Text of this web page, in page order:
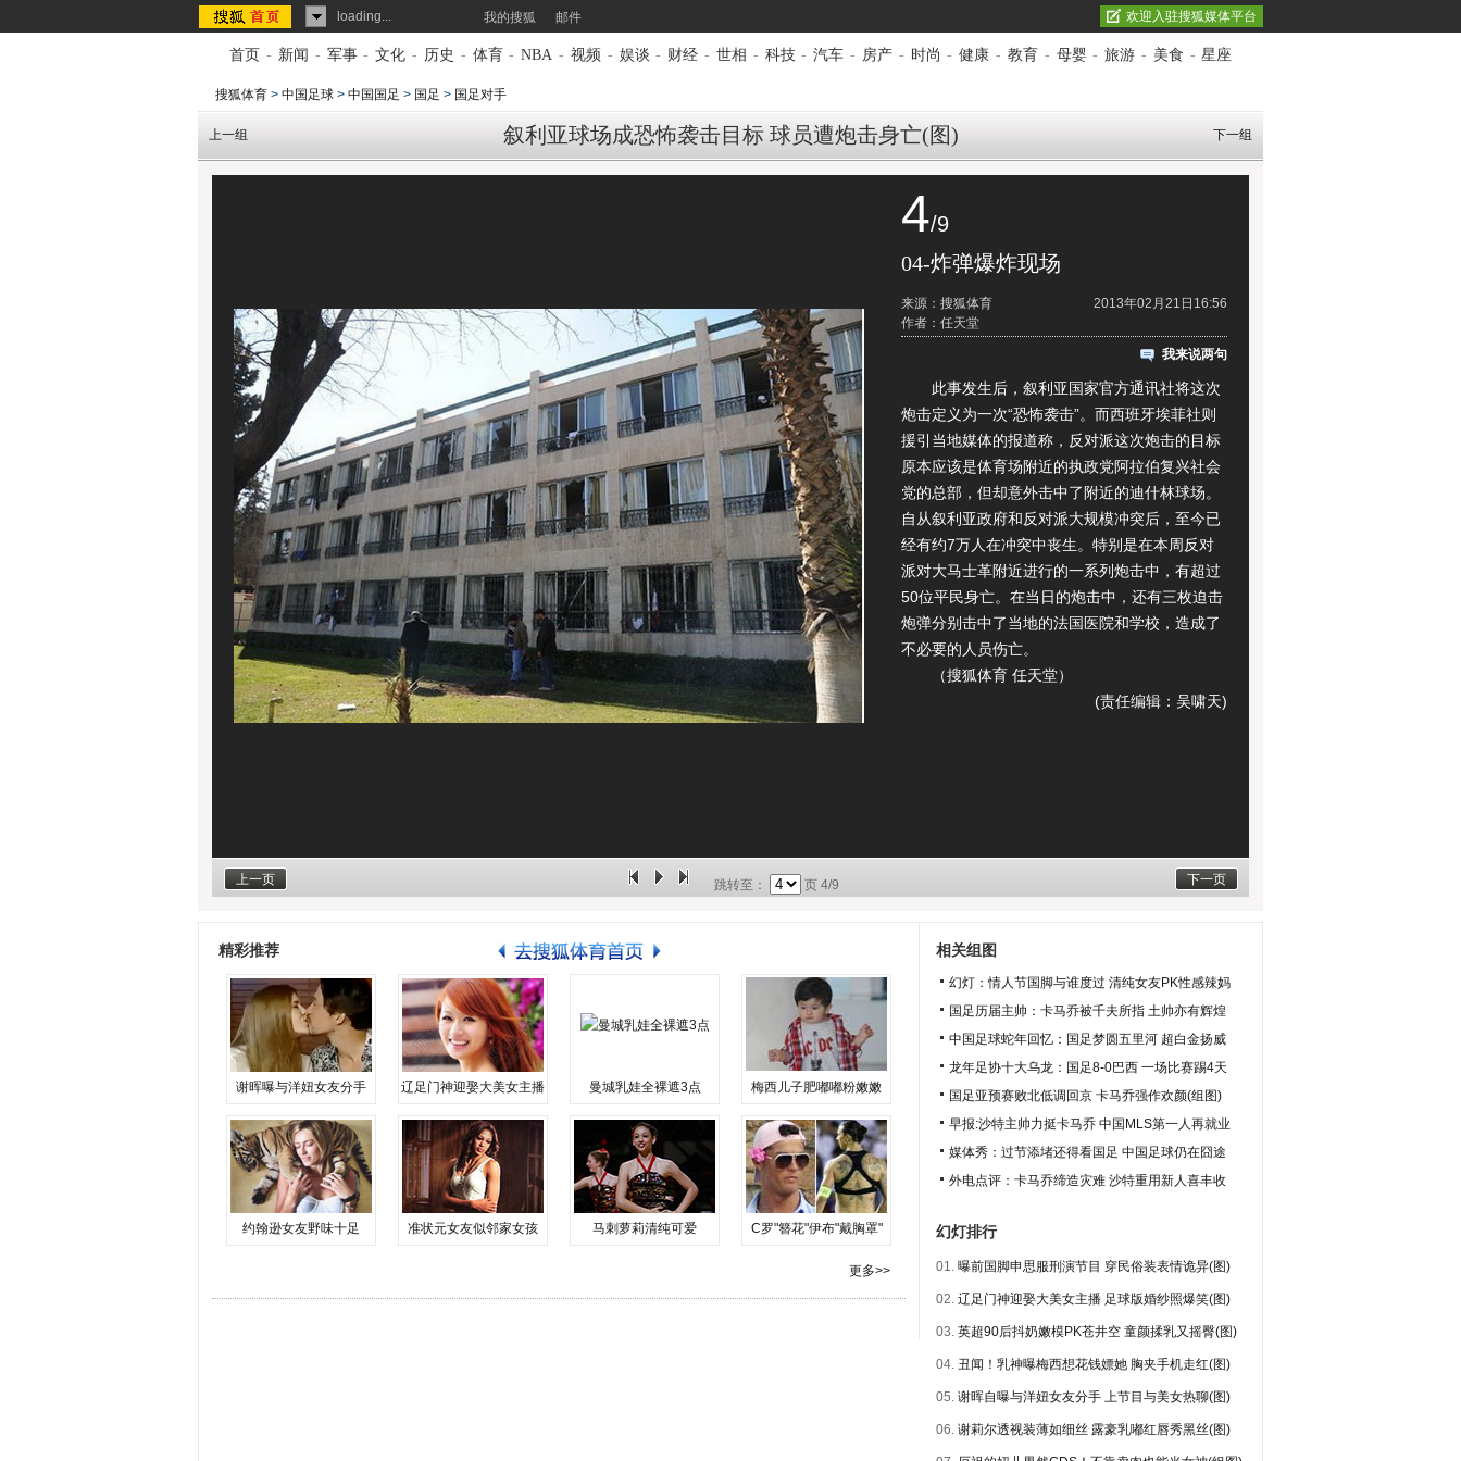
loading... 我的搜狐 邮件 欢迎入驻搜狐媒体平台
首页 - 新闻 - 军事 - 文化 - 历史 - 体育 - NBA - 视频 - 娱谈 - 财经 - 世相 - 科技 - 汽车 - 房产 - 时尚 - 健康 - 教育 - 母婴 - 旅游 - 美食 - 星座
搜狐体育 > 中国足球 > 中国国足 > 国足 > 国足对手
叙利亚球场成恐怖袭击目标 球员遭炮击身亡(图)
上一组 下一组
4/9
04-炸弹爆炸现场
2013年02月21日16:56
来源：搜狐体育
作者：任天堂
我来说两句
此事发生后，叙利亚国家官方通讯社将这次
炮击定义为一次“恐怖袭击”。而西班牙埃菲社则
援引当地媒体的报道称，反对派这次炮击的目标
原本应该是体育场附近的执政党阿拉伯复兴社会
党的总部，但却意外击中了附近的迪什林球场。
自从叙利亚政府和反对派大规模冲突后，至今已
经有约7万人在冲突中丧生。特别是在本周反对
派对大马士革附近进行的一系列炮击中，有超过
50位平民身亡。在当日的炮击中，还有三枚迫击
炮弹分别击中了当地的法国医院和学校，造成了
不必要的人员伤亡。
（搜狐体育 任天堂）
(责任编辑：吴啸天)
上一页 下一页
跳转至： 页 4/9
精彩推荐
谢晖曝与洋妞女友分手 辽足门神迎娶大美女主播 曼城乳娃全裸遮3点 梅西儿子肥嘟嘟粉嫩嫩
约翰逊女友野味十足 准状元女友似邻家女孩 马刺萝莉清纯可爱 C罗"簪花"伊布"戴胸罩"
更多>>
相关组图
幻灯：情人节国脚与谁度过 清纯女友PK性感辣妈
国足历届主帅：卡马乔被千夫所指 土帅亦有辉煌
中国足球蛇年回忆：国足梦圆五里河 超白金扬威
龙年足协十大乌龙：国足8-0巴西 一场比赛踢4天
国足亚预赛败北低调回京 卡马乔强作欢颜(组图)
早报:沙特主帅力挺卡马乔 中国MLS第一人再就业
媒体秀：过节添堵还得看国足 中国足球仍在囧途
外电点评：卡马乔缔造灾难 沙特重用新人喜丰收
幻灯排行
01. 曝前国脚申思服刑演节目 穿民俗装表情诡异(图)
02. 辽足门神迎娶大美女主播 足球版婚纱照爆笑(图)
03. 英超90后抖奶嫩模PK苍井空 童颜揉乳又摇臀(图)
04. 丑闻！乳神曝梅西想花钱嫖她 胸夹手机走红(图)
05. 谢晖自曝与洋妞女友分手 上节目与美女热聊(图)
06. 谢莉尔透视装薄如细丝 露豪乳嘟红唇秀黑丝(图)